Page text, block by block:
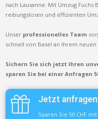
nach Lausanne. Mit Umzug
reibungslosen und effizienten
Unser professionelles Team
schnell von Basel an Ihrem
Sichern Sie sich jetzt Ihren
sparen Sie bei einer Anfragen
Jetzt anfragen
Sparen Sie 50 CHF